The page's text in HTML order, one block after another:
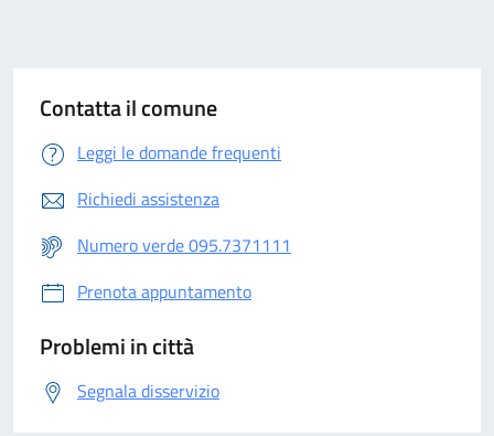
Contatta il comune
Leggi le domande frequenti
Richiedi assistenza
Numero verde 095.7371111
Prenota appuntamento
Problemi in città
Segnala disservizio